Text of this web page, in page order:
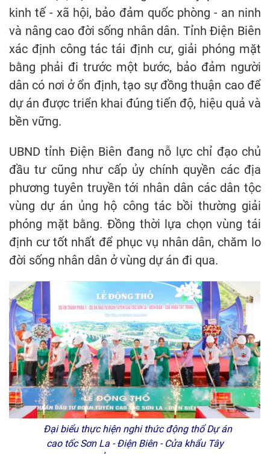
kinh tế - xã hội, bảo đảm quốc phòng - an ninh
và nâng cao đời sống nhân dân. Tỉnh Điện Biên
xác định công tác tái định cư, giải phóng mặt
bằng phải đi trước một bước, bảo đảm người
dân có nơi ở ổn định, tạo sự đồng thuận cao để
dự án được triển khai đúng tiến độ, hiệu quả và
bền vững.
UBND tỉnh Điện Biên đang nỗ lực chỉ đạo chủ
đầu tư cũng như cấp ủy chính quyền các địa
phương tuyên truyền tới nhân dân các dân tộc
vùng dự án ủng hộ công tác bồi thường giải
phóng mặt bằng. Đồng thời lựa chọn vùng tái
định cư tốt nhất để phục vụ nhân dân, chăm lo
đời sống nhân dân ở vùng dự án đi qua.
Đại biểu thực hiện nghi thức động thổ Dự án
cao tốc Sơn La - Điện Biên - Cửa khẩu Tây